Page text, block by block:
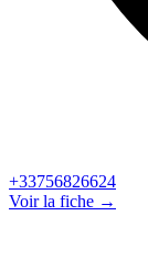
+33756826624
Voir la fiche →